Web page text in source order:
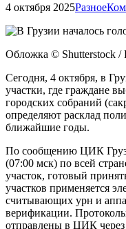
4 октября 2025Разное
Обложка © Shutterstock
Сегодня, 4 октября, в
участки, где граждане
городских собраний
определяют расклад
ближайшие годы.
По сообщению ЦИК
(07:00 мск) по всей
участок, готовый
участков применяется
считывающих урн и
верификации.
отправлены в ЦИК через